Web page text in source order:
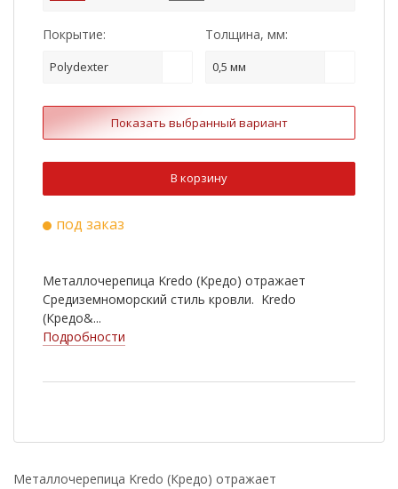
Ral 3009 Ral 6020
Ral 8022 Ral 9003
Ral 1015 Ral 3011
Ral 5005
Покрытие:
Polydexter
Толщина, мм:
0,5 мм
Показать выбранный вариант
В корзину
под заказ
Металлочерепица Kredo (Кредо) отражает
Средиземноморский стиль кровли. Kredo
(Кредо&...
Подробности
Металлочерепица Kredo (Кредо) отражает